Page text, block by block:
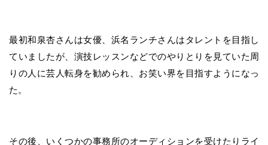
最初和泉杏さんは女優、浜名ランチさんはタレントを目指し
ていましたが、演技レッスンなどでのやりとりを見ていた周
りの人に芸人転身を勧められ、お笑い界を目指すようになっ
た。
その後、いくつかの事務所のオーディションを受けたりライ